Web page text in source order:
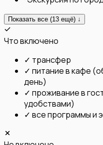
Показать все (13 ещё) ↓
Что включено
✓ трансфер
✓ питание в кафе
день)
✓ проживание в
удобствами)
✓ все программы и